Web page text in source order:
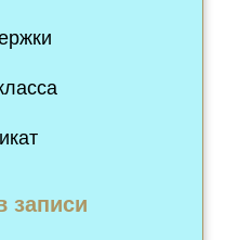
записи